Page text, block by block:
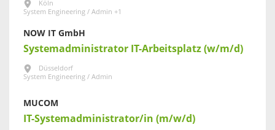
Köln
System Engineering / Admin +1
NOW IT GmbH
Systemadministrator IT-Arbeitsplatz (w/m/d)
Düsseldorf
System Engineering / Admin
MUCOM
IT-Systemadministrator/in (m/w/d)